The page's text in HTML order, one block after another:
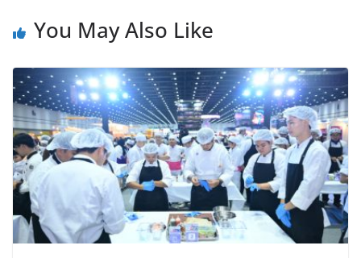
You May Also Like